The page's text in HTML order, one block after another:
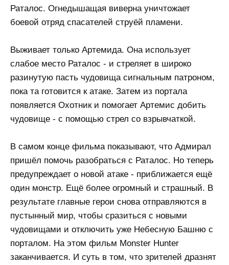
Раталос. Огнедышащая виверна уничтожает
боевой отряд спасателей струёй пламени.
Выживает только Артемида. Она использует
слабое место Раталос - и стреляет в широко
разинутую пасть чудовища сигнальным патроном,
пока та готовится к атаке. Затем из портала
появляется Охотник и помогает Артемис добить
чудовище - с помощью стрел со взрывчаткой.
В самом конце фильма показывают, что Адмирал
пришёл помочь разобраться с Раталос. Но теперь
предупреждает о новой атаке - приближается ещё
один монстр. Ещё более огромный и страшный. В
результате главные герои снова отправляются в
пустынный мир, чтобы сразиться с новыми
чудовищами и отключить уже Небесную Башню с
порталом. На этом фильм Monster Hunter
заканчивается. И суть в том, что зрителей дразнят